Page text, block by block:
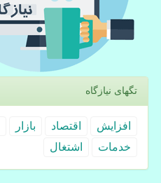
تگهای نیازگاه
افزایش اقتصاد بازار
خدمات
اشتغال